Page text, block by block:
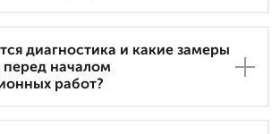
диагностика и какие замеры
началом
работ?